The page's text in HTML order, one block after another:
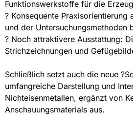
Funktionswerkstoffe für die
? Konsequente
und der Untersuchungsmethoden
? Noch attraktivere Ausstattung:
Strichzeichnungen und
Schließlich setzt auch die neue
umfangreiche Darstellung und
Nichteisenmetallen, ergänzt von
Anschauungsmaterials aus.